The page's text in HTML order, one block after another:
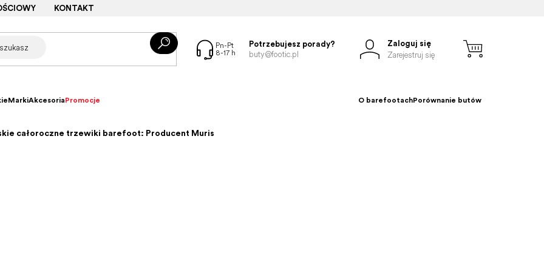
KONTAKT
Potrzebujesz porady?
buty@footic.pl
Zaloguj się
Zarejestruj się
MarkiAkcesoriaPromocje O barefootachPorównanie butów
całoroczne trzewiki barefoot: Producent Muris